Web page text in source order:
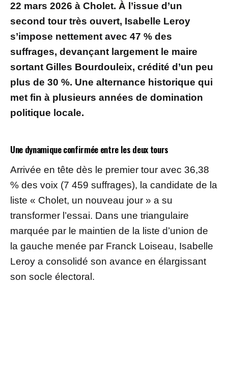
22 mars 2026 à Cholet. À l’issue d’un
second tour très ouvert, Isabelle Leroy
s’impose nettement avec 47 % des
suffrages, devançant largement le maire
sortant Gilles Bourdouleix, crédité d’un peu
plus de 30 %. Une alternance historique qui
met fin à plusieurs années de domination
politique locale.
Une dynamique confirmée entre les deux tours
Arrivée en tête dès le premier tour avec 36,38
% des voix (7 459 suffrages), la candidate de la
liste « Cholet, un nouveau jour » a su
transformer l’essai. Dans une triangulaire
marquée par le maintien de la liste d’union de
la gauche menée par Franck Loiseau, Isabelle
Leroy a consolidé son avance en élargissant
son socle électoral.